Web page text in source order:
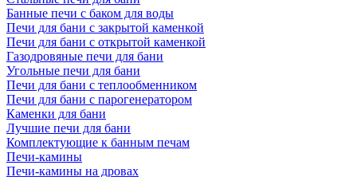
Банные печи с баком для воды
Печи для бани с закрытой каменкой
Печи для бани с открытой каменкой
Газодровяные печи для бани
Угольные печи для бани
Печи для бани с теплообменником
Печи для бани с парогенератором
Каменки для бани
Лучшие печи для бани
Комплектующие к банным печам
Печи-камины
Печи-камины на дровах